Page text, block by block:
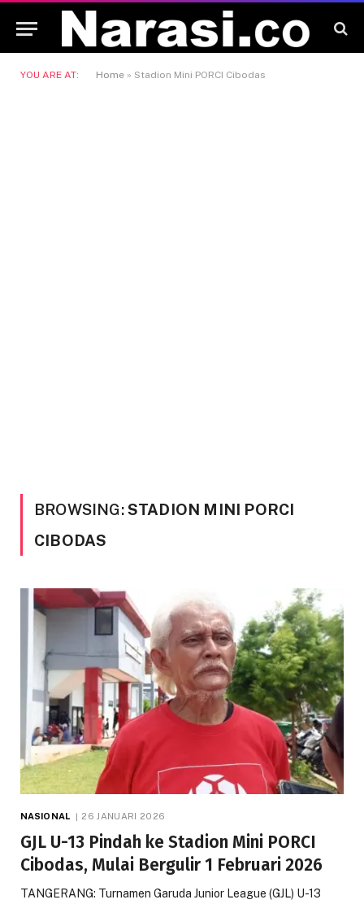
YOU ARE AT: Home » Stadion Mini PORCI Cibodas
BROWSING:STADION MINI PORCI
CIBODAS
NASIONAL 26 JANUARI 2026
GJL U-13 Pindah ke Stadion Mini PORCI
Cibodas, Mulai Bergulir 1 Februari 2026
TANGERANG: Turnamen Garuda Junior League (GJL) U-13